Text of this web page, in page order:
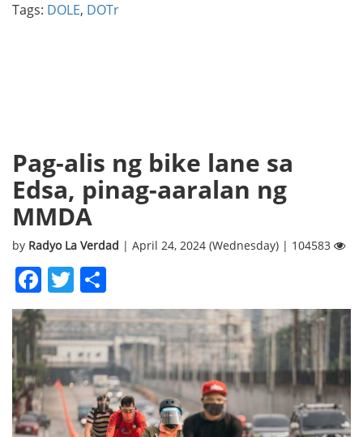
Tags: DOLE, DOTr
Pag-alis ng bike lane sa
Edsa, pinag-aaralan ng
MMDA
by Radyo La Verdad | April 24, 2024 (Wednesday) | 104583
Facebook
Twitter